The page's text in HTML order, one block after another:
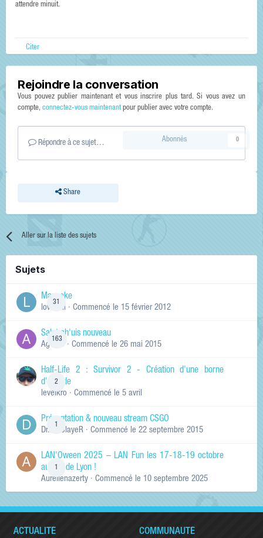
attendre minuit.
Citer
Rejoindre la conversation
Vous pouvez publier maintenant et vous inscrire plus tard. Si vous avez un
compte, connectez-vous maintenantpour publier avec votre compte.
Répondre à ce sujet…
Share
Abonnés 0
Aller sur la liste des sujets
Sujets
31
Manneke
lowskill · Commencé le 15 février 2012
163
Salut ch'uis nouveau
Ag0Nie · Commencé le 26 mai 2015
2
Half-Life 2 : Survivor 2 - Création d'une borne
d'arcade
levelkro · Commencé le 5 avril
1
Présentation & nouveau stream CSGO
Dr.KinSlayeR · Commencé le 22 septembre 2015
1
LAN'Oween 2025 – LAN Fun les 17-18-19 octobre
au sud de Lyon !
Aurelienazerty · Commencé le 10 septembre 2025
ACTUALITÉ COMMUNAUTÉ